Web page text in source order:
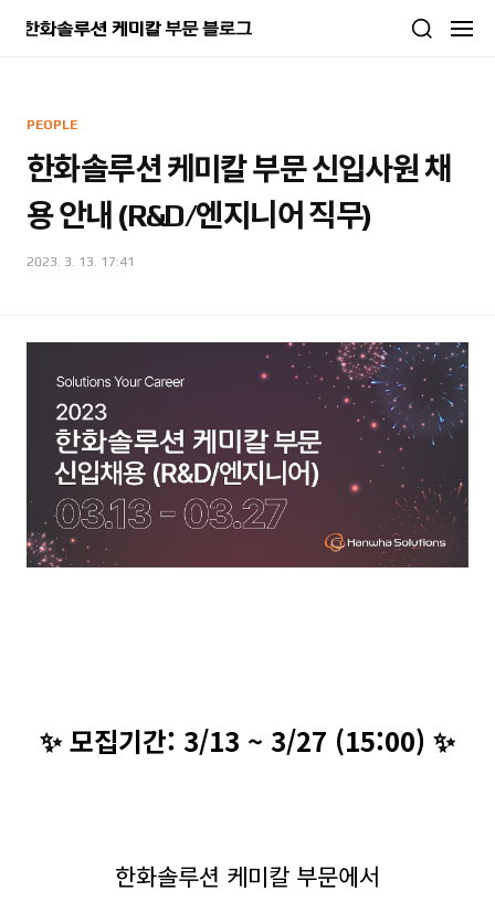
PEOPLE
한화솔루션 케미칼 부문 신입사원 채
용 안내 (R&D/엔지니어 직무)
2023. 3. 13. 17:41
✨ 모집기간: 3/13 ~ 3/27 (15:00) ✨
한화솔루션 케미칼 부문에서